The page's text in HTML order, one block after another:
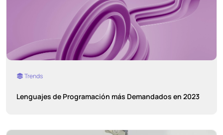
Trends
Lenguajes de Programación más Demandados en 2023